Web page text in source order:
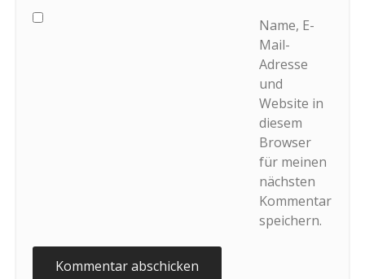
Name, E-
Mail-
Adresse
und
Website in
diesem
Browser
für meinen
nächsten
Kommentar
speichern.